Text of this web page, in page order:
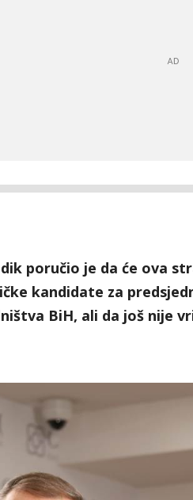
poručio je da će ova
kandidate za
BiH, ali da još nije